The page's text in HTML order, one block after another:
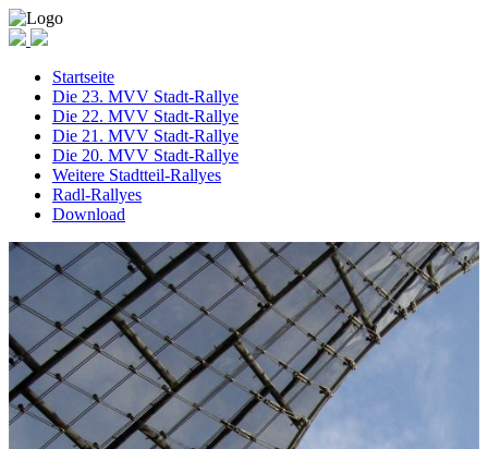
Startseite
Die 23. MVV Stadt-Rallye
Die 22. MVV Stadt-Rallye
Die 21. MVV Stadt-Rallye
Die 20. MVV Stadt-Rallye
Weitere Stadtteil-Rallyes
Radl-Rallyes
Download